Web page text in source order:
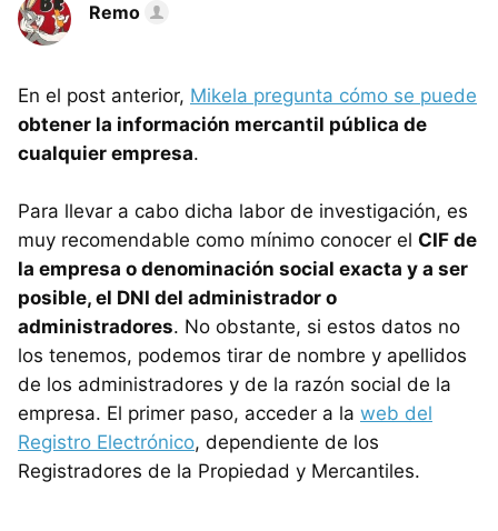
Remo
En el post anterior, Mikela pregunta cómo se puede
obtener la información mercantil pública de
cualquier empresa.
Para llevar a cabo dicha labor de investigación, es
muy recomendable como mínimo conocer el CIF de
la empresa o denominación social exacta y a ser
posible, el DNI del administrador o
administradores. No obstante, si estos datos no
los tenemos, podemos tirar de nombre y apellidos
de los administradores y de la razón social de la
empresa. El primer paso, acceder a la web del
Registro Electrónico, dependiente de los
Registradores de la Propiedad y Mercantiles.